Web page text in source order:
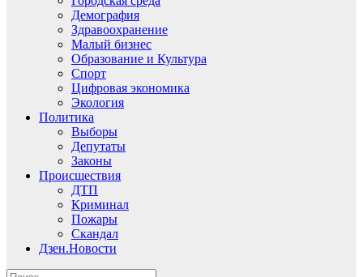
Демография
Здравоохранение
Малый бизнес
Образование и Культура
Спорт
Цифровая экономика
Экология
Политика
Выборы
Депутаты
Законы
Происшествия
ДТП
Криминал
Пожары
Скандал
Дзен.Новости